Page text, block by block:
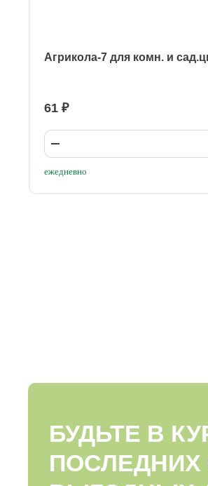
Агрикола-7 для комн. и
61 ₽
ежедневно
БУДЬТЕ В